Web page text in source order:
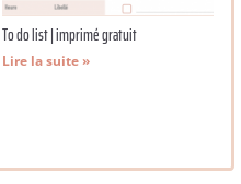
To do list | imprimé gratuit
Lire la suite »